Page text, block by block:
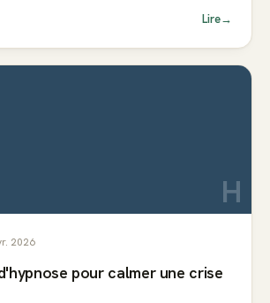
Lire→
H
2026
pour calmer une crise